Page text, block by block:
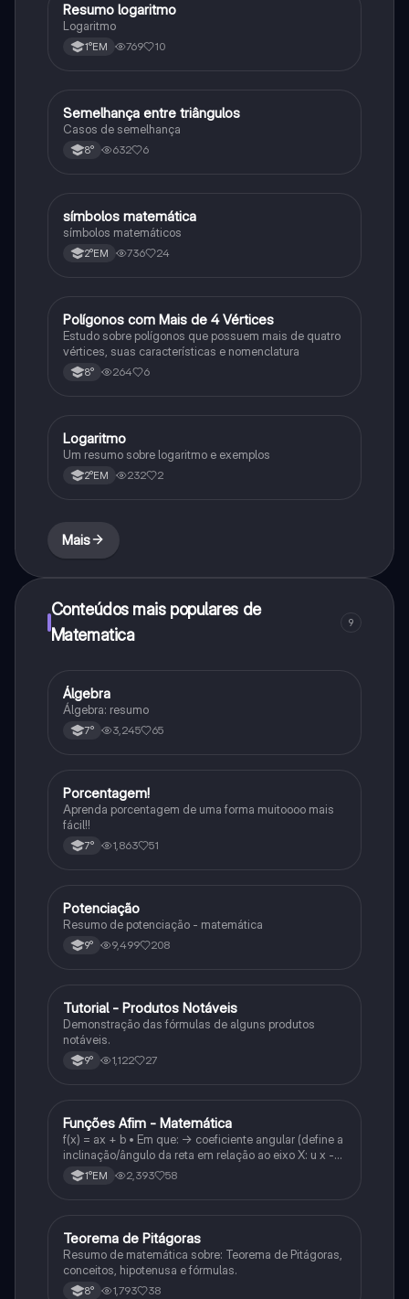
Matematica
Resumo logaritmo
Logaritmo
1°EM 769 10
Matematica
Semelhança entre triângulos
Casos de semelhança
8° 632 6
Matematica
símbolos matemática
símbolos matemáticos
2°EM 736 24
Matematica
Polígonos com Mais de 4 Vértices
Estudo sobre polígonos que possuem mais de quatro
vértices, suas características e nomenclatura
8° 264 6
Matematica
Logaritmo
Um resumo sobre logaritmo e exemplos
2°EM 232 2
Mais
Conteúdos mais populares de
Matematica
9
Matematica
Álgebra
Álgebra: resumo
7° 3,245 65
Matematica
Porcentagem!
Aprenda porcentagem de uma forma muitoooo mais
fácil!!
7° 1,863 51
Matematica
Potenciação
Resumo de potenciação - matemática
9° 9,499 208
Matematica
Tutorial - Produtos Notáveis
Demonstração das fórmulas de alguns produtos
notáveis.
9° 1,122 27
Matematica
Funções Afim - Matemática
f(x) = ax + b • Em que: -> coeficiente angular (define a
inclinação/ângulo da reta em relação ao eixo X: u x -
variável: a b → coeficiente linear (valor que corta o
eixo y).
1°EM 2,393 58
Matematica
Teorema de Pitágoras
Resumo de matemática sobre: Teorema de Pitágoras,
conceitos, hipotenusa e fórmulas.
8° 1,793 38